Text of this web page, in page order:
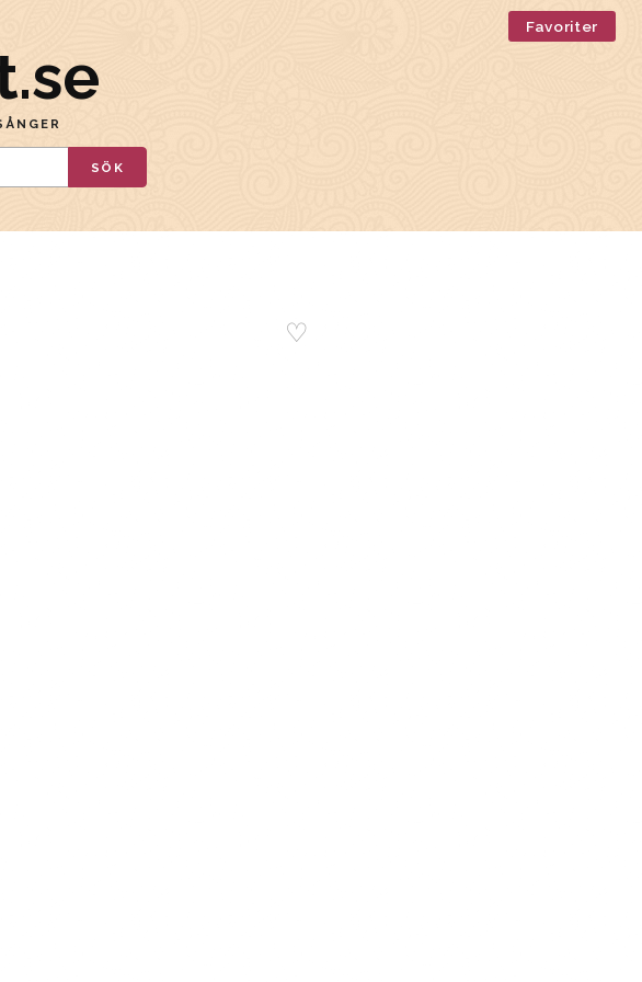
Favoriter
SÖK
♡